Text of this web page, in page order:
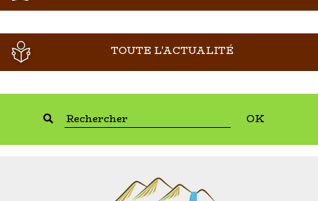
TOUTE L'ACTUALITÉ
OK